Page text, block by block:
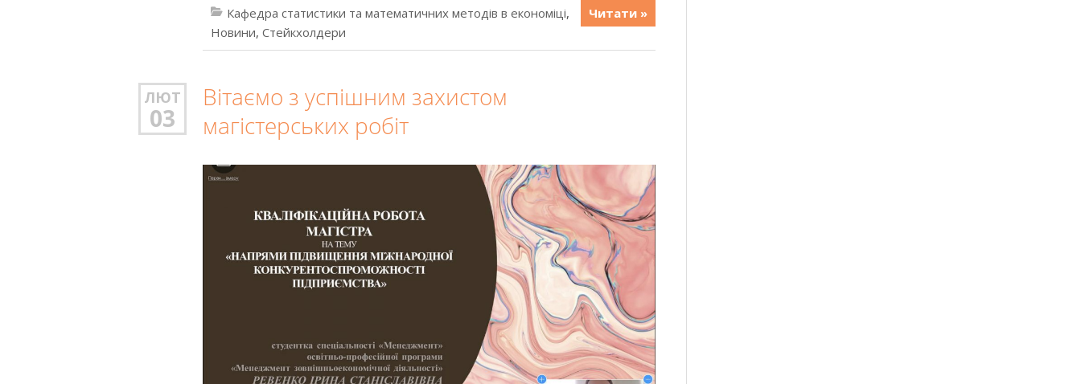
Кафедра статистики та математичних методів в економіці,
Новини, Стейкхолдери
Читати »
ЛЮТ
03
Вітаємо з успішним захистом
магістерських робіт